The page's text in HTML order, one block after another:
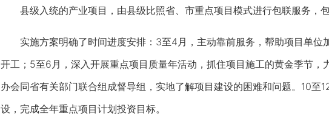
县级入统的产业项目，由县级比照省、市重点项目模式进行包联服务，包
实施方案明确了时间进度安排：3至4月，主动靠前服务，帮助项目单位
开工；5至6月，深入开展重点项目质量年活动，抓住项目施工的黄金季节
办会同省有关部门联合组成督导组，实地了解项目建设的困难和问题。10至
设，完成全年重点项目计划投资目标。